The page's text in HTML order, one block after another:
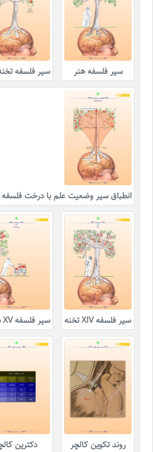
سیر فلسفه هنر سیر فلسفه
انطباق سیر وضعیت علم با درخت فلسفه
سیر فلسفه XIV تخنه سیر فلسفه XV سیطره تخنه
روند تکوین کالچر دکترین